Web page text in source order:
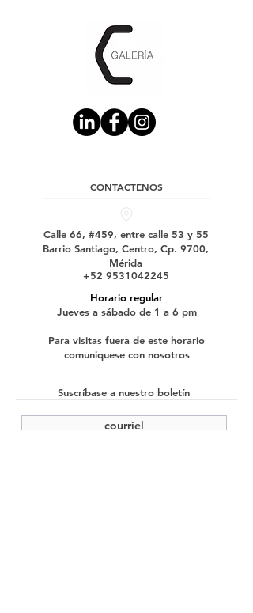
CONTACTENOS
Calle 66, #459, entre calle 53 y 55
Barrio Santiago, Centro, Cp. 9700,
Mérida
+52 9531042245
Horario regular
Jueves a sábado de 1 a 6 pm
Para visitas fuera de este horario
comuniquese con nosotros
Suscríbase a nuestro boletín